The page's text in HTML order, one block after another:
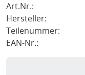
Art.Nr.:
Hersteller:
Teilenummer:
EAN-Nr.: